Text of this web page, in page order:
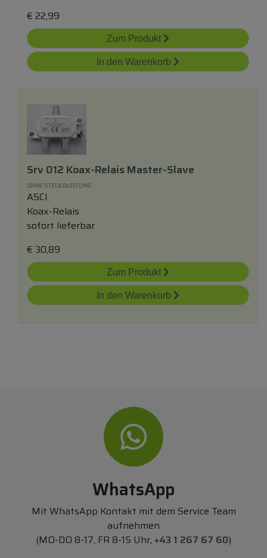
€ 22,99
Zum Produkt
In den Warenkorb
Srv 012 Koax-Relais Master-Slave
OHNE STEUERLEITUNG
ASCI
Koax-Relais
sofort lieferbar
€ 30,89
Zum Produkt
In den Warenkorb
WhatsApp
Mit WhatsApp Kontakt mit dem Service Team
aufnehmen
(MO-DO 8-17, FR 8-15 Uhr, +43 1 267 67 60)